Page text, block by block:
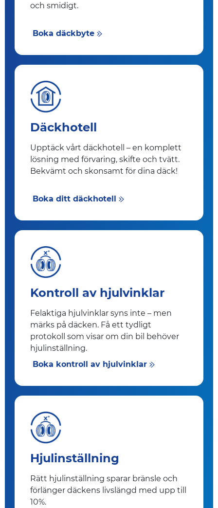
och smidigt.
Boka däckbyte
Däckhotell
Upptäck vårt däckhotell – en komplett
lösning med förvaring, skifte och tvätt.
Bekvämt och skonsamt för dina däck!
Boka ditt däckhotell
Kontroll av hjulvinklar
Felaktiga hjulvinklar syns inte – men
märks på däcken. Få ett tydligt
protokoll som visar om din bil behöver
hjulinställning.
Boka kontroll av hjulvinklar
Hjulinställning
Rätt hjulinställning sparar bränsle och
förlänger däckens livslängd med upp till
10%.